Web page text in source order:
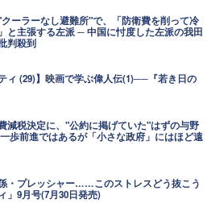
クーラーなし避難所"で、「防衛費を削って冷
と主張する左派 ─ 中国に忖度した左派の我田
判殺到
ィ (29)】映画で学ぶ偉人伝(1)──『若き日の
減税決定に、"公約に掲げていた"はずの与野
歩前進ではあるが「小さな政府」にはほど遠
・プレッシャー……このストレスどう抜こう
」9月号(7月30日発売)